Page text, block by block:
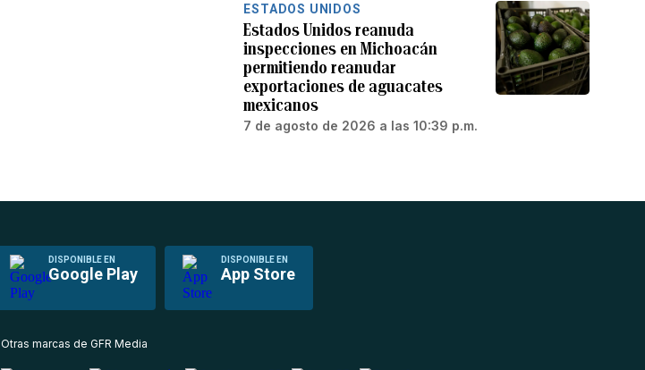
ESTADOS UNIDOS
Estados Unidos reanuda
inspecciones en Michoacán
permitiendo reanudar
exportaciones de aguacates
mexicanos
7 de agosto de 2026 a las 10:39 p.m.
DISPONIBLE EN
Google Play
DISPONIBLE EN
App Store
Otras marcas de GFR Media